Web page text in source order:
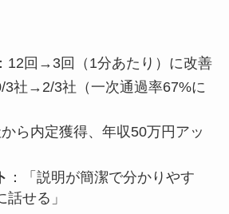
12回→3回（1分あたり）に改善
3社→2/3社（一次通過率67%に
ら内定獲得、年収50万円アッ
：「説明が簡潔で分かりやす
せる」